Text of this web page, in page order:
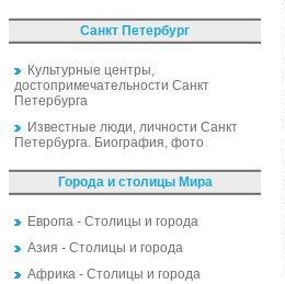
Санкт Петербург
Культурные центры,
достопримечательности Санкт
Петербурга
Известные люди, личности Санкт
Петербурга. Биография, фото
Города и столицы Мира
Европа - Столицы и города
Азия - Столицы и города
Африка - Столицы и города